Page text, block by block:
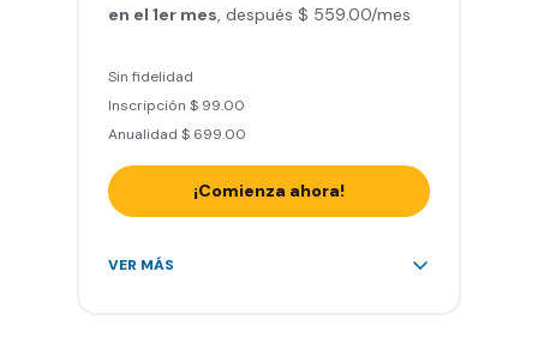
Acceso a todas las áreas de peso
en el 1er mes , después $ 559.00/mes
Sin fidelidad
Inscripción $ 99.00
Anualidad $ 699.00
¡Comienza ahora!
Acceso ilimitado a + 2.000
VER MÁS